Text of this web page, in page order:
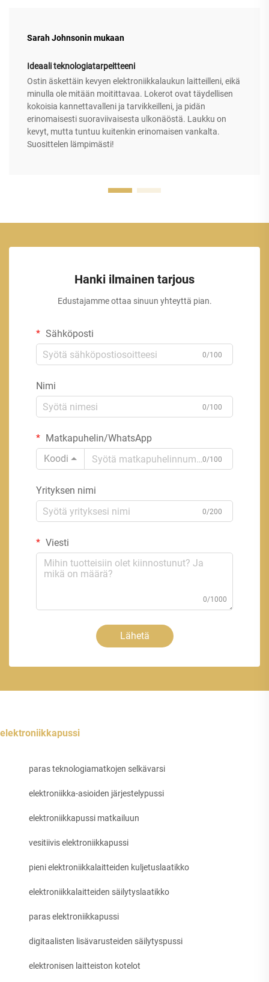
Sarah Johnsonin mukaan
Ideaali teknologiatarpeitteeni
Ostin äskettäin kevyen elektroniikkalaukun laitteilleni, eikä
minulla ole mitään moitittavaa. Lokerot ovat täydellisen
kokoisia kannettavalleni ja tarvikkeilleni, ja pidän
erinomaisesti suoraviivaisesta ulkonäöstä. Laukku on
kevyt, mutta tuntuu kuitenkin erinomaisen vankalta.
Suosittelen lämpimästi!
Hanki ilmainen tarjous
Edustajamme ottaa sinuun yhteyttä pian.
Sähköposti
0/100
Nimi
0/100
Matkapuhelin/WhatsApp
Koodi
0/100
Yrityksen nimi
0/200
Viesti
0/1000
Lähetä
elektroniikkapussi
paras teknologiamatkojen selkävarsi
elektroniikka-asioiden järjestelypussi
elektroniikkapussi matkailuun
vesitiivis elektroniikkapussi
pieni elektroniikkalaitteiden kuljetuslaatikko
elektroniikkalaitteiden säilytyslaatikko
paras elektroniikkapussi
digitaalisten lisävarusteiden säilytyspussi
elektronisen laitteiston kotelot